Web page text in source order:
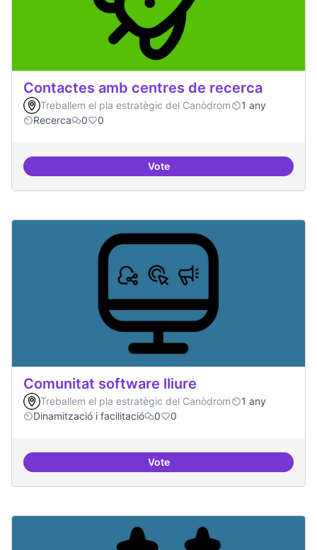
Contactes amb centres de recerca
Treballem el pla estratègic del Canòdrom
1 any
Recerca
0 0
VoteContactes amb centres de
Comunitat software lliure
Treballem el pla estratègic del Canòdrom
1 any
Dinamització i facilitació
0 0
VoteComunitat software lliure